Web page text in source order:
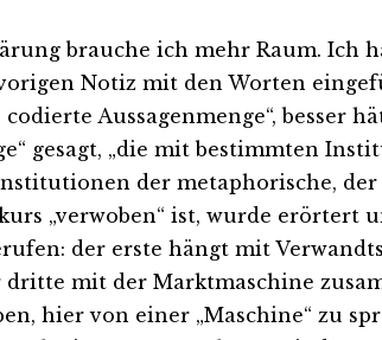
brauche ich mehr Raum. Ich
Notiz mit den Worten
Aussagenmenge“, besser
gesagt, „die mit bestimmten
der metaphorische, der
„verwoben“ ist, wurde erörtert
der erste hängt mit
dritte mit der Marktmaschine
hier von einer „Maschine“ zu